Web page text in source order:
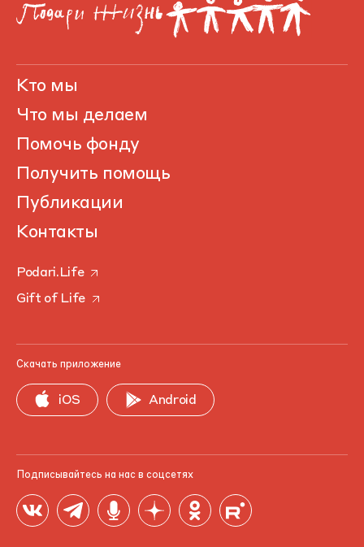
Кто мы
Что мы делаем
Помочь фонду
Получить помощь
Публикации
Контакты
Podari.Life
Gift of Life
Скачать приложение
iOS Android
Подписывайтесь на нас в соцсетях